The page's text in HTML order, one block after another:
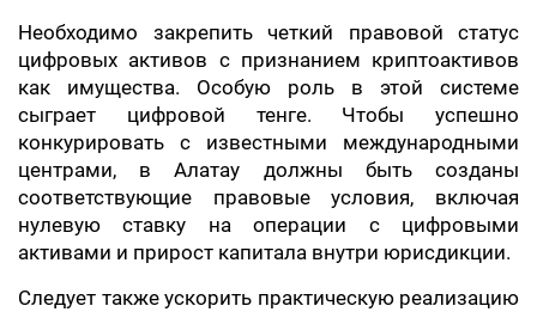
Необходимо закрепить четкий правовой статус
цифровых активов с признанием криптоактивов
как имущества. Особую роль в этой системе
сыграет цифровой тенге. Чтобы успешно
конкурировать с известными международными
центрами, в Алатау должны быть созданы
соответствующие правовые условия, включая
нулевую ставку на операции с цифровыми
активами и прирост капитала внутри юрисдикции.
Следует также ускорить практическую реализацию